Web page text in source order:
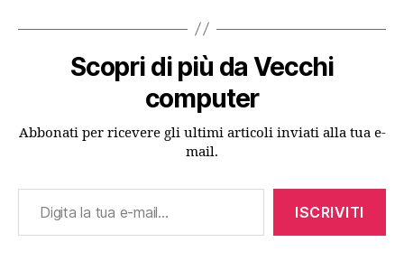
Scopri di più da Vecchi
computer
Abbonati per ricevere gli ultimi articoli inviati alla tua e-
mail.
Digita la tua e-mail...
ISCRIVITI